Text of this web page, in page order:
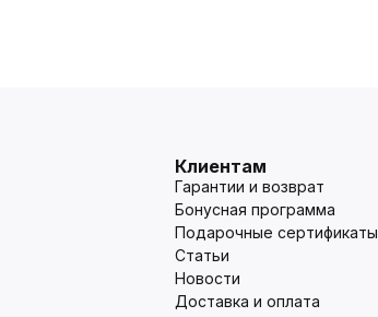
Клиентам
Гарантии и возврат
Бонусная программа
Подарочные сертификаты
Статьи
Новости
Доставка и оплата